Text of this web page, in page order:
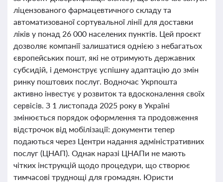
ліцензованого фармацевтичного складу та
автоматизованої сортувальної лінії для доставки
ліків у понад 26 000 населених пунктів. Цей проєкт
дозволяє компанії залишатися однією з небагатьох
європейських пошт, які не отримують державних
субсидій, і демонструє успішну адаптацію до змін
ринку поштових послуг. Водночас Укрпошта
активно інвестує у розвиток та вдосконалення своїх
сервісів. З 1 листопада 2025 року в Україні
змінюється порядок оформлення та продовження
відстрочок від мобілізації: документи тепер
подаються через Центри надання адміністративних
послуг (ЦНАП). Однак наразі ЦНАПи не мають
чітких інструкцій щодо процедури, що створює
тимчасові труднощі для громадян. Юристи